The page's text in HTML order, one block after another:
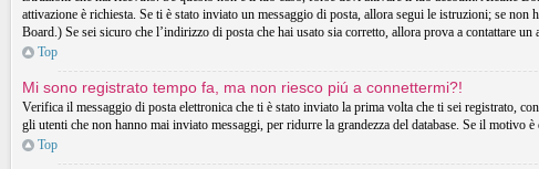
attivazione è richiesta. Se ti è stato inviato un messaggio di posta, allora segui le istruzioni; se
Board.) Se sei sicuro che l’indirizzo di posta che hai usato sia corretto, allora prova a contattare un
Top
Mi sono registrato tempo fa, ma non riesco piú a connettermi?!
Verifica il messaggio di posta elettronica che ti è stato inviato la prima volta che ti sei registrato,
gli utenti che non hanno mai inviato messaggi, per ridurre la grandezza del database. Se il
Top